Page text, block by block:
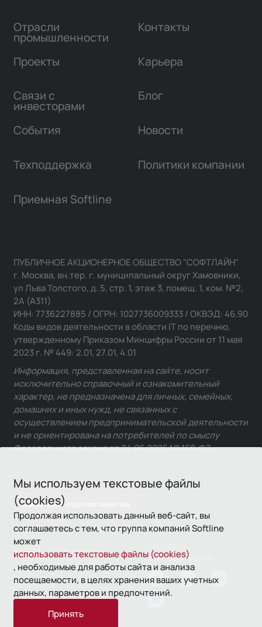
Мы используем текстовые файлы
(cookies)
Продолжая использовать данный веб-сайт, вы
соглашаетесь с тем, что группа компаний Softline
может
использовать текстовые файлы (cookies)
, необходимые для работы сайта и анализа
посещаемости, в целях хранения ваших учетных
данных, параметров и предпочтений.
Принять
Отрасли
промышленности
Проекты
Связи с
инвесторами
Контакты
Карьера
Блог
События Новости
Техподдержка Политики компании
Приемная Softline
Связаться с отделом качества
ПУБЛИЧНОЕ АКЦИОНЕРНОЕ ОБЩЕСТВО "СОФТЛАЙН"
г. Москва, вн.тер. г. муниципальный округ Хамовники,
ул Льва Толстого, д. 5, стр. 1, этаж 3, помещ. 1, ком. №2,
2А (А311)
ИНН: 7736227885 / ОГРН: 1027736009333 / ОКВЭД: 46.90
Коды видов деятельности в области IT по перечню,
утвержденному Приказом Минцифры России от 11 мая
2023 г. № 449: 2.01, 27.01, 4.01
Информация, представленная на сайте, носит
исключительно справочный и ознакомительный
характер, не предназначена для личных, семейных,
домашних и иных нужд, не связанных с
осуществлением предпринимательской деятельности
и не ориентирована на потребителей по смыслу
Федерального закона от 24.06.2025 № 168-ФЗ.
© 1993—2026 Softline
использования
Политика
конфиденциальности